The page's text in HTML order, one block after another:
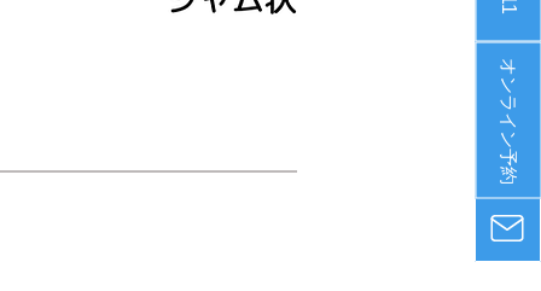
オンライン予約